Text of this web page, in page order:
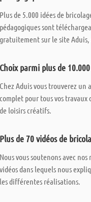
Plus de 5.000 idées de
pédagogiques sont
gratuitement sur le site Aduis,
Choix parmi plus de
Chez Aduis vous trouverez un
complet pour tous vos travaux
de loisirs créatifs.
Plus de 70 vidéos de
Nous vous soutenons avec nos
vidéos dans lequels nous
les différentes réalisations.